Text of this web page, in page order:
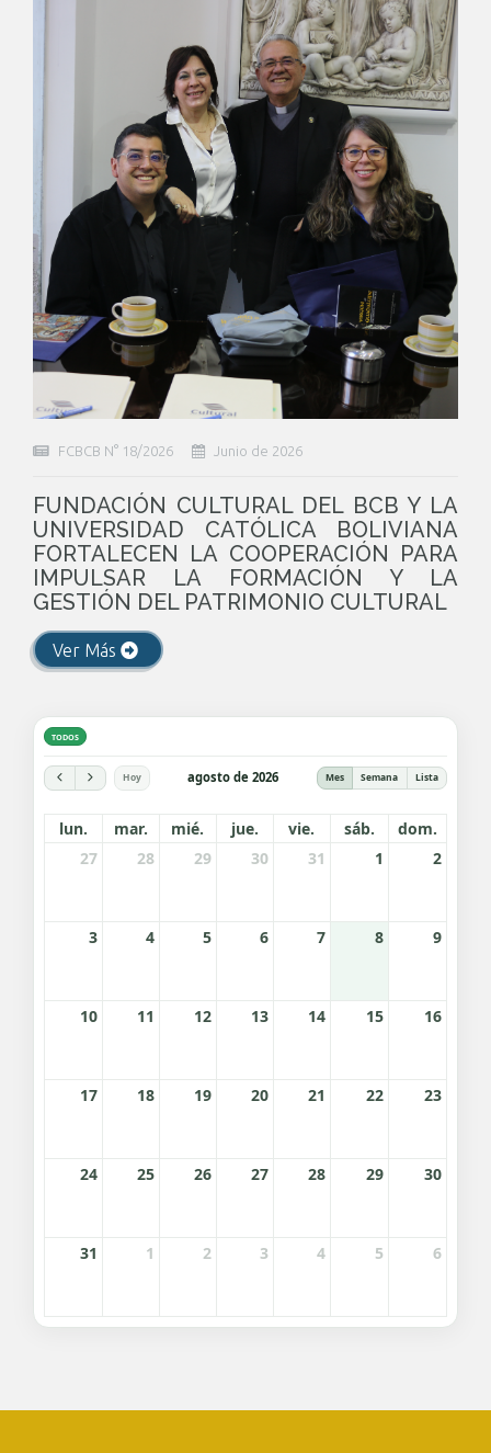
FCBCB N° 18/2026 Junio de 2026
FUNDACIÓN CULTURAL DEL BCB Y LA
UNIVERSIDAD CATÓLICA BOLIVIANA
FORTALECEN LA COOPERACIÓN PARA
IMPULSAR LA FORMACIÓN Y LA
GESTIÓN DEL PATRIMONIO CULTURAL
Ver Más